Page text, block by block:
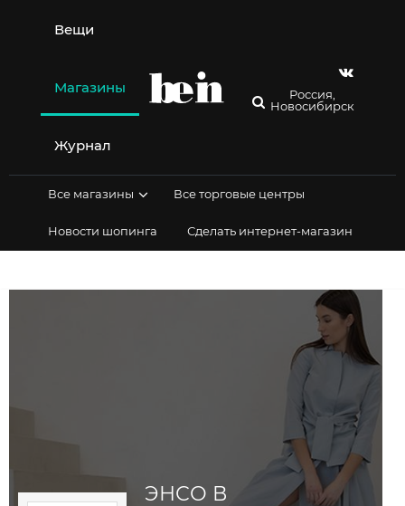
содержимому
Вещи
Магазины
Журнал
Россия,
Новосибирск
Все магазины Все торговые центры
Новости шопинга Сделать интернет-магазин
ЭНСО В